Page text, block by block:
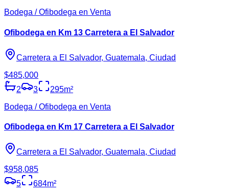
Bodega / Ofibodega en Venta
Ofibodega en Km 13 Carretera a El Salvador
Carretera a El Salvador, Guatemala, Ciudad
$485,000
2
3 295m²
Bodega / Ofibodega en Venta
Ofibodega en Km 17 Carretera a El Salvador
Carretera a El Salvador, Guatemala, Ciudad
$958,085
5
684m²